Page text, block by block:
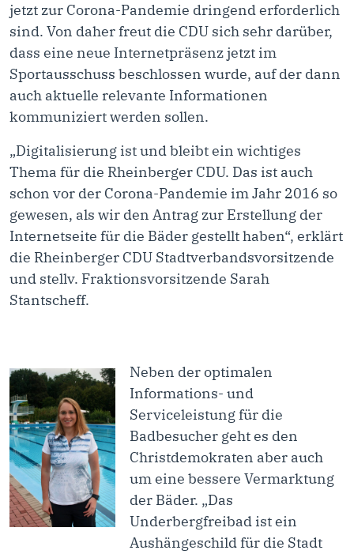
jetzt zur Corona-Pandemie dringend erforderlich
sind. Von daher freut die CDU sich sehr darüber,
dass eine neue Internetpräsenz jetzt im
Sportausschuss beschlossen wurde, auf der dann
auch aktuelle relevante Informationen
kommuniziert werden sollen.
„Digitalisierung ist und bleibt ein wichtiges
Thema für die Rheinberger CDU. Das ist auch
schon vor der Corona-Pandemie im Jahr 2016 so
gewesen, als wir den Antrag zur Erstellung der
Internetseite für die Bäder gestellt haben“, erklärt
die Rheinberger CDU Stadtverbandsvorsitzende
und stellv. Fraktionsvorsitzende Sarah
Stantscheff.
Neben der optimalen
Informations- und
Serviceleistung für die
Badbesucher geht es den
Christdemokraten aber auch
um eine bessere Vermarktung
der Bäder. „Das
Underbergfreibad ist ein
Aushängeschild für die Stadt